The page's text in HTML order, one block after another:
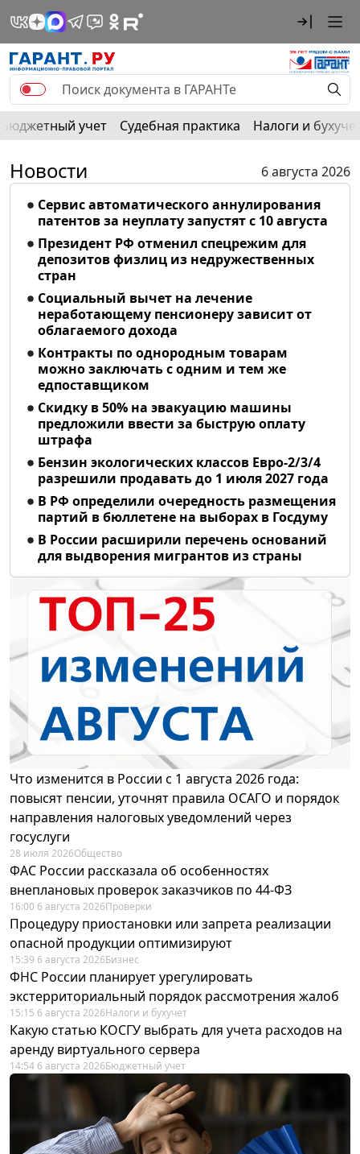
Бюджетный учет Судебная практика Налоги и
Новости
6 августа 2026
Сервис автоматического аннулирования
патентов за неуплату запустят с 10 августа
Президент РФ отменил спецрежим для
депозитов физлиц из недружественных
стран
Социальный вычет на лечение
неработающему пенсионеру зависит от
облагаемого дохода
Контракты по однородным товарам
можно заключать с одним и тем же
едпоставщиком
Скидку в 50% на эвакуацию машины
предложили ввести за быструю оплату
штрафа
Бензин экологических классов Евро-2/3/4
разрешили продавать до 1 июля 2027 года
В РФ определили очередность размещения
партий в бюллетене на выборах в Госдуму
В России расширили перечень оснований
для выдворения мигрантов из страны
Что изменится в России с 1 августа 2026 года:
повысят пенсии, уточнят правила ОСАГО и порядок
направления налоговых уведомлений через
госуслуги
28 июля 2026Общество
ФАС России рассказала об особенностях
внеплановых проверок заказчиков по 44-ФЗ
16:00 6 августа 2026Проверки
Процедуру приостановки или запрета реализации
опасной продукции оптимизируют
15:39 6 августа 2026Бизнес
ФНС России планирует урегулировать
экстерриториальный порядок рассмотрения жалоб
15:15 6 августа 2026Налоги и бухучет
Какую статью КОСГУ выбрать для учета расходов на
аренду виртуального сервера
14:54 6 августа 2026Бюджетный учет